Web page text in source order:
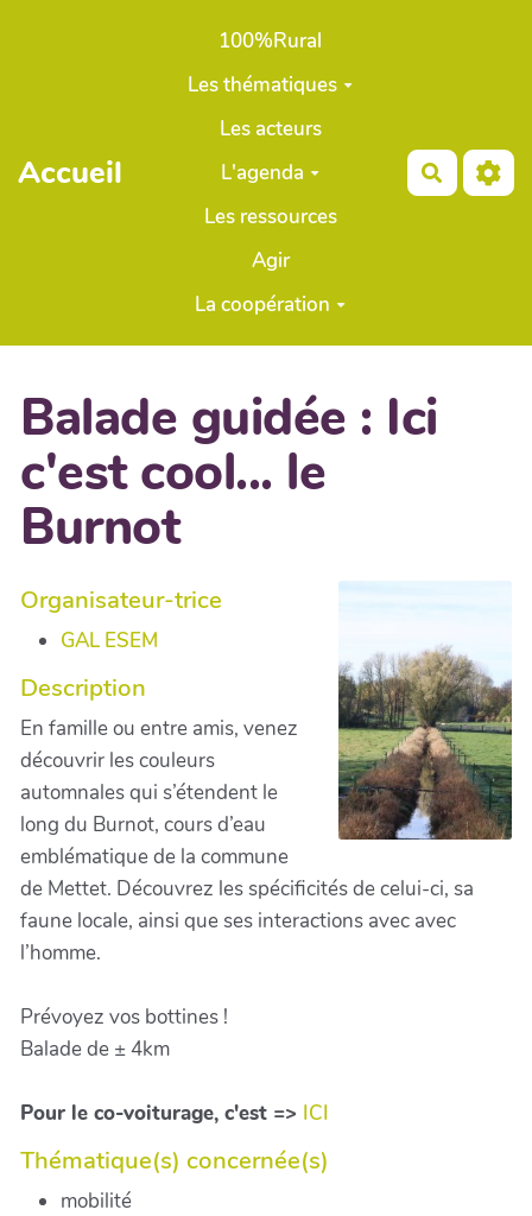
Aller au contenu principal
Accueil
100%Rural
Les thématiques
Les acteurs
L'agenda
Les ressources
Agir
La coopération
Balade guidée : Ici
c'est cool... le
Burnot
Organisateur-trice
GAL ESEM
Description
En famille ou entre amis, venez
découvrir les couleurs
automnales qui s’étendent le
long du Burnot, cours d’eau
emblématique de la commune
de Mettet. Découvrez les spécificités de celui-ci, sa
faune locale, ainsi que ses interactions avec avec
l’homme.
Prévoyez vos bottines !
Balade de ± 4km
Pour le co-voiturage, c'est => ICI
Thématique(s) concernée(s)
mobilité